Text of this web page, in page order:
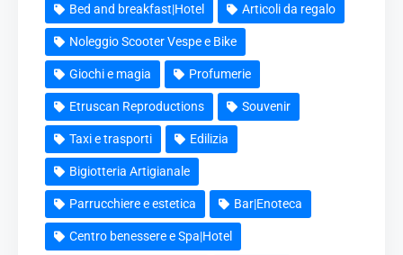
Bed and breakfast|Hotel Articoli da regalo
Noleggio Scooter Vespe e Bike
Giochi e magia Profumerie
Etruscan Reproductions Souvenir
Taxi e trasporti Edilizia
Bigiotteria Artigianale
Parrucchiere e estetica Bar|Enoteca
Centro benessere e Spa|Hotel